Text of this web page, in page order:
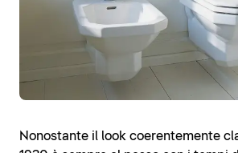
Nonostante il look coerentemente